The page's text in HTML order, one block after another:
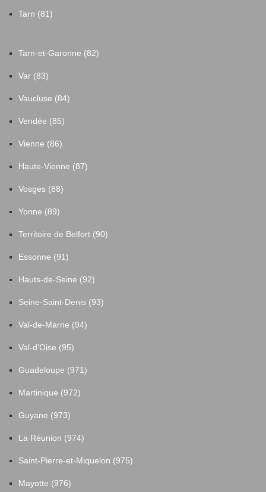
Tarn (81)
Tarn-et-Garonne (82)
Var (83)
Vaucluse (84)
Vendée (85)
Vienne (86)
Haute-Vienne (87)
Vosges (88)
Yonne (89)
Territoire de Belfort (90)
Essonne (91)
Hauts-de-Seine (92)
Seine-Saint-Denis (93)
Val-de-Marne (94)
Val-d'Oise (95)
Guadeloupe (971)
Martinique (972)
Guyane (973)
La Réunion (974)
Saint-Pierre-et-Miquelon (975)
Mayotte (976)